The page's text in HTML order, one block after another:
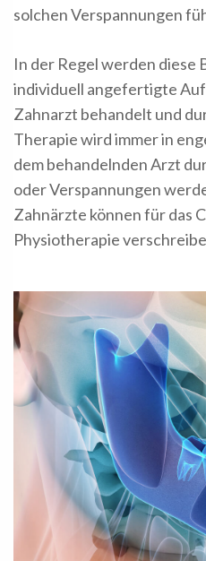
solchen Verspannungen
In der Regel werden diese
individuell angefertigte
Zahnarzt behandelt und
Therapie wird immer in
dem behandelnden Arzt
oder Verspannungen
Zahnärzte können für das
Physiotherapie